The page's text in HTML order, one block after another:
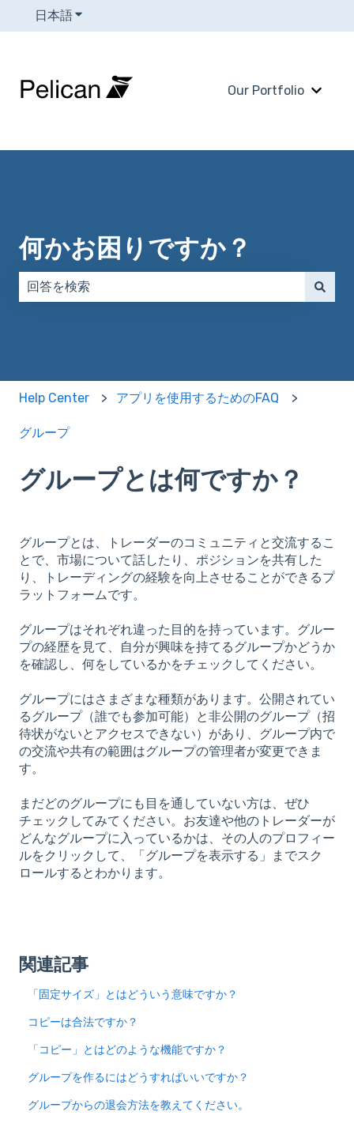
日本語翻訳のサブメニューを表示
Our Portfolio
Our
何かお困りですか？
Help Center アプリを使用するためのFAQ
グループ
グループとは何ですか？
グループとは、トレーダーのコミュニティと交流するこ
とで、市場について話したり、ポジションを共有した
り、トレーディングの経験を向上させることができるプ
ラットフォームです。
グループはそれぞれ違った目的を持っています。グルー
プの経歴を見て、自分が興味を持てるグループかどうか
を確認し、何をしているかをチェックしてください。
グループにはさまざまな種類があります。公開されてい
るグループ（誰でも参加可能）と非公開のグループ（招
待状がないとアクセスできない）があり、グループ内で
の交流や共有の範囲はグループの管理者が変更できま
す。
まだどのグループにも目を通していない方は、ぜひ
チェックしてみてください。お友達や他のトレーダーが
どんなグループに入っているかは、その人のプロフィー
ルをクリックして、「グループを表示する」までスク
ロールするとわかります。
関連記事
「固定サイズ」とはどういう意味ですか？
コピーは合法ですか？
「コピー」とはどのような機能ですか？
グループを作るにはどうすればいいですか？
グループからの退会方法を教えてください。